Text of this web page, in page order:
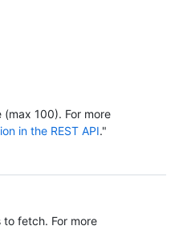
100). For more
in the REST API."
fetch. For more